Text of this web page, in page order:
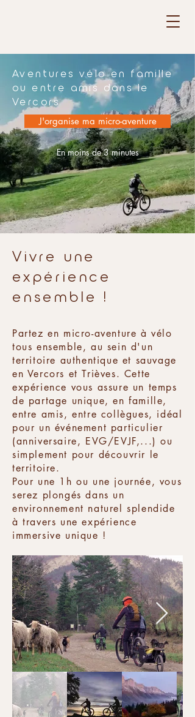
Aventures vélo en famille
ou entre amis dans le
Vercors
J'organise ma micro-aventure
En moins de 3 minutes
Vivre une
expérience
ensemble !
Partez en micro-aventure à vélo
tous ensemble, au sein d'un
territoire authentique et sauvage
en Vercors et Trièves. Cette
expérience vous assure un temps
de partage unique, en famille,
entre amis, entre collègues, idéal
pour un événement particulier
(anniversaire, EVG/EVJF,...) ou
simplement pour découvrir le
territoire.
Pour une 1h ou une journée, vous
serez plongés dans un
environnement naturel splendide
à travers une expérience
immersive unique !